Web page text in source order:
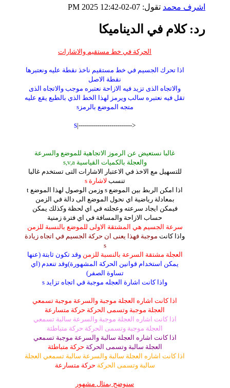
اشرف محمد تقول: 07-02-2025
12:42 PM
رد: كلام في الديناميكا
الحركة في خط مستقيم والاشارات
اذا تحرك الجسيم في خط مستقيم ناخذ نقطة عليه ونعتبرها
نقطة الاصل
والاتجاه الذى تزيد فيه الازاحة نعتبره موجب والاتجاه الذى
تقل فيه نعتبره سالب ويرمز لهذا الخط الذي بالطبع يقع عليه
متجه الموضع بالرمزs
<--------------------------|
s
غالبا نستعيض عن الرموز الاتجاهية للموضع والسرعة
والعجلة بالكميات القياسية s,v,a
للتسهيل مع الاخذ في الاعتبار الاشارات التى تستخدم غالبا
تنسبلاشارة s
اذا امكن الربط بين الموضع s وزمن الوصول لهذا الموضع t
بمعادلة رياضية اي نحول الموضع الى دالة في الزمن
فيمكن ايجاد سرعته وعجلته في اي لحظة وكذلك يمكن
حساب الازاحة والمسافة في اي فترة زمنية
سرعة الجسيم هي المشتقة الاولى للموضع بالنسبة للزمن
واذا كانت موجبة فهذا يعنى ان حركة الجسيم في اتجاه زيادة
s
العجلة مشتقة السرعة بالنسبة للزمن وقد تكون ثابتة (عنها
يمكن استخدام قوانين الحركة المشهورة)وقد تنعدم (اي
تساوة الصفر)
واذا كانت اشارة العجله موجبة في اتجاه تزايد s
اذا كانت اشاره العجلة موجبة والسرعة موجبة تسمعي
العجلة موجبة وتسمى الحركة حركة متسارعة
اذا كانت اشاره العجلة موجبة والسرعة سالبة تسمعي
العجلة موجبة وتسمى الحركة حركة متباطئة
اذا كانت اشاره العجلة سالبة والسرعة موجبة تسمعي
العجلة سالبة وتسمى الحركة حركة متباطئة
اذا كانت اشاره العجلة سالبة والسرعة سالبة تسمعي العجلة
سالبة وتسمى الحركة حركة متسارعة
سنوضح بمثال مشهور